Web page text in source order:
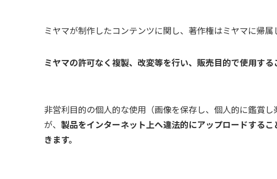
ミヤマが制作したコンテンツに関し、著作権はミヤマに帰属
ミヤマの許可なく複製、改変等を行い、販売目的で使用する
非営利目的の個人的な使用（画像を保存し、個人的に鑑賞
が、 製品をインターネット上へ違法的にアップロードする
きます。